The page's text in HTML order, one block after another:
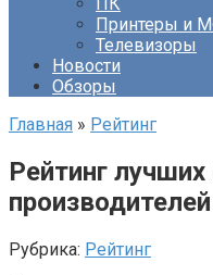
Принтеры и
Телевизоры
Новости
Обзоры
Главная » Рейтинг
Рейтинг лучших
Рубрика: Рейтинг